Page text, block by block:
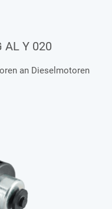
AL Y 020
an Dieselmotoren